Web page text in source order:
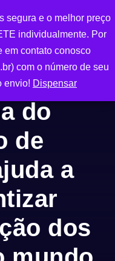
0
do
de
a
dos
segura e o melhor preço
individualmente. Por
em contato conosco
com o número de seu
envio! Dispensar